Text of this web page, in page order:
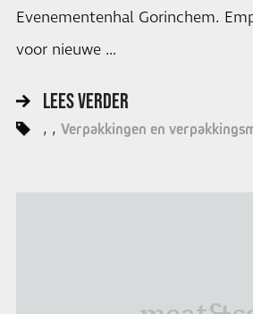
Evenementenhal Gorinchem.
voor nieuwe …
LEES VERDER
Verpakkingen en